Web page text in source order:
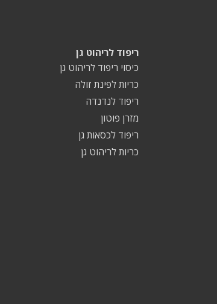
ריפוד לריהוט גן
כיסוי ריפוד לריהוט גן
כריות לפינת זולה
ריפוד לנדנדה
מזרן פוטון
ריפוד לכסאות גן
כריות לריהוט גן